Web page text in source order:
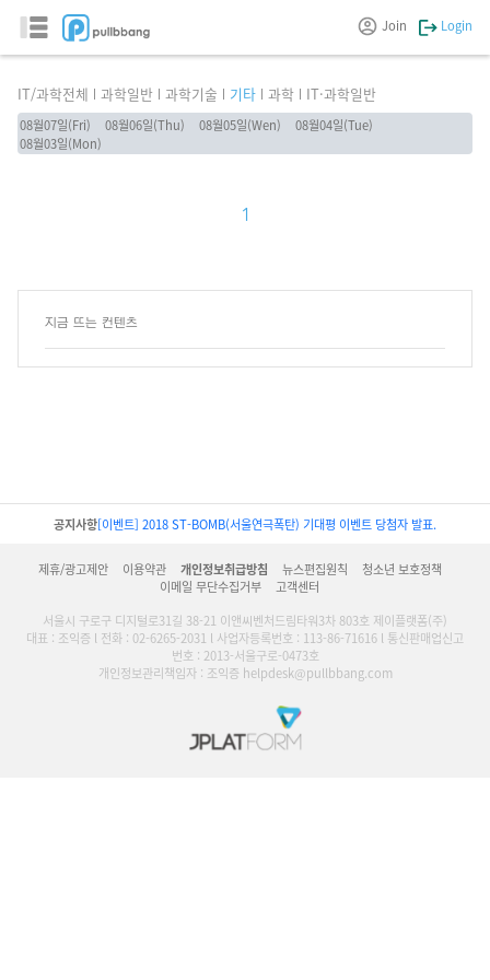
Join Login
IT/과학전체 과학일반 과학기술 기타 과학 IT·과학일반
08월07일(Fri) 08월06일(Thu) 08월05일(Wen)
08월04일(Tue)
08월03일(Mon)
1
지금 뜨는 컨텐츠
공지사항[이벤트] 2018 ST-BOMB(서울연극폭탄) 기대평 이벤트 당첨자 발표.
제휴/광고제안 이용약관 개인정보취급방침 뉴스편집원칙
청소년 보호정책
이메일 무단수집거부
고객센터
서울시 구로구 디지털로31길 38-21 이앤씨벤처드림타워3차 803호 제이플랫폼(주)
대표 : 조익증 l 전화 : 02-6265-2031 l 사업자등록번호 : 113-86-71616 l 통신판매업신고
번호 : 2013-서울구로-0473호
개인정보관리책임자 : 조익증 helpdesk@pullbbang.com